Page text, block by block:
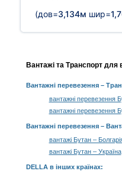
(дов=3,134м шир=
Вантажі та Транспорт для
Вантажні перевезення–
вантажні перевезення
вантажні перевезення
Вантажні перевезення –
вантажі Бутан –
вантажі Бутан – Україна|
DELLA в інших країнах: